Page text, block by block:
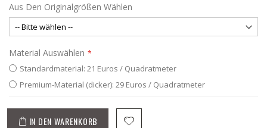
Aus Den Originalgrößen Wählen
Material Auswählen
Standardmaterial: 21 Euros / Quadratmeter
Premium-Material (dicker): 29 Euros / Quadratmeter
IN DEN WARENKORB